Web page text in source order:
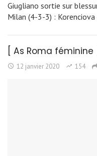
Giugliano sortie sur
Milan (4-3-3) :
[ As Roma
12 janvier 2020 154